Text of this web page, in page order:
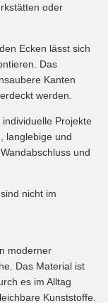
oder
Ecken lässt sich
Das
Kanten
werden.
Projekte
langlebige und
und
nicht im
moderner
Das Material ist
es im Alltag
Kunststoffe.